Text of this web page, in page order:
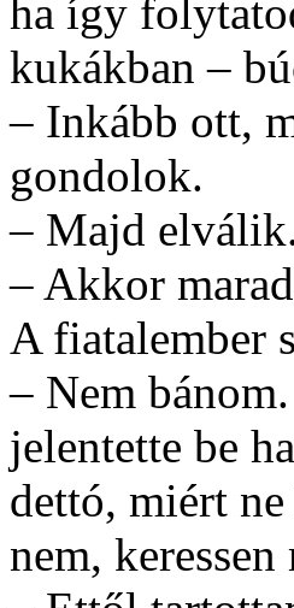
ha így
kukákban –
– Inkább ott,
gondolok.
– Majd
– Akkor
A fiatalember
– Nem
jelentette be
dettó, miért
nem,